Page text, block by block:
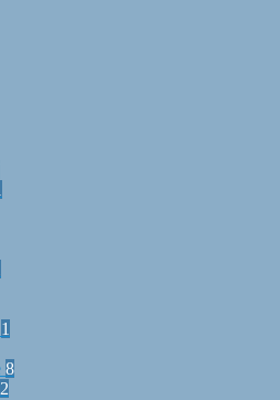
1
8
2